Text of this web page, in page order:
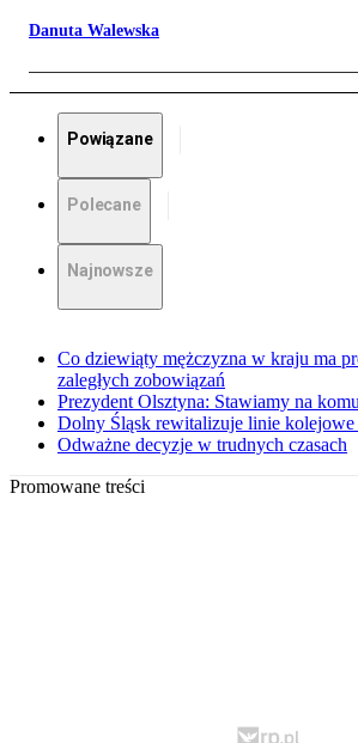
Danuta Walewska
Powiązane
Polecane
Najnowsze
Co dziewiąty mężczyzna w kraju ma
zaległych zobowiązań
Prezydent Olsztyna: Stawiamy na
Dolny Śląsk rewitalizuje linie
Odważne decyzje w trudnych czasach
Promowane treści